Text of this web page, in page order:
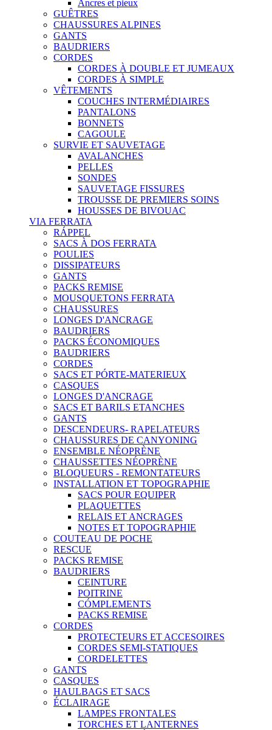
Ancres et pieux
GUÊTRES
CHAUSSURES ALPINES
GANTS
BAUDRIERS
CORDES
CORDES À DOUBLE ET JUMEAUX
CORDES À SIMPLE
VÊTEMENTS
COUCHES INTERMÉDIAIRES
PANTALONS
BONNETS
CAGOULE
SURVIE ET SAUVETAGE
AVALANCHES
PELLES
SONDES
SAUVETAGE FISSURES
TROUSSE DE PREMIERS SOINS
HOUSSES DE BIVOUAC
VIA FERRATA
RÁPPEL
SACS À DOS FERRATA
POULIES
DISSIPATEURS
GANTS
PACKS REMISE
MOUSQUETONS FERRATA
CHAUSSURES
LONGES D'ANCRAGE
BAUDRIERS
PACKS ÉCONOMIQUES
BAUDRIERS
CORDES
SACS ET PÓRTE-MATERIEUX
CASQUES
LONGES D'ANCRAGE
SACS ET BARILS ETANCHES
GANTS
DESCENDEURS- RAPELATEURS
CHAUSSURES DE CANYONING
ENSEMBLE NÉOPRÈNE
CHAUSSETTES NÉOPRÈNE
BLOQUEURS - REMONTATEURS
INSTALLATION ET TOPOGRAPHIE
SACS POUR EQUIPER
PLAQUETTES
RELAIS ET ANCRAGES
NOTES ET TOPOGRAPHIE
COUTEAU DE POCHE
RESCUE
PACKS REMISE
BAUDRIERS
CEINTURE
POITRINE
CÓMPLEMENTS
PACKS REMISE
CORDES
PROTECTEURS ET ACCESOIRES
CORDES SEMI-STATIQUES
CORDELETTES
GANTS
CASQUES
HAULBAGS ET SACS
ÉCLAIRAGE
LAMPES FRONTALES
TORCHES ET LANTERNES